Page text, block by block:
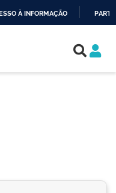
À INFORMAÇÃO